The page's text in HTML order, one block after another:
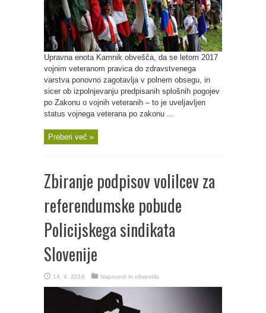
Upravna enota Kamnik obvešča, da se letom 2017
vojnim veteranom pravica do zdravstvenega
varstva ponovno zagotavlja v polnem obsegu, in
sicer ob izpolnjevanju predpisanih splošnih pogojev
po Zakonu o vojnih veteranih – to je uveljavljen
status vojnega veterana po zakonu ...
Preberi več »
Zbiranje podpisov volilcev za
referendumske pobude
Policijskega sindikata
Slovenije
14. 4. 2016 Napovedi in obvestila